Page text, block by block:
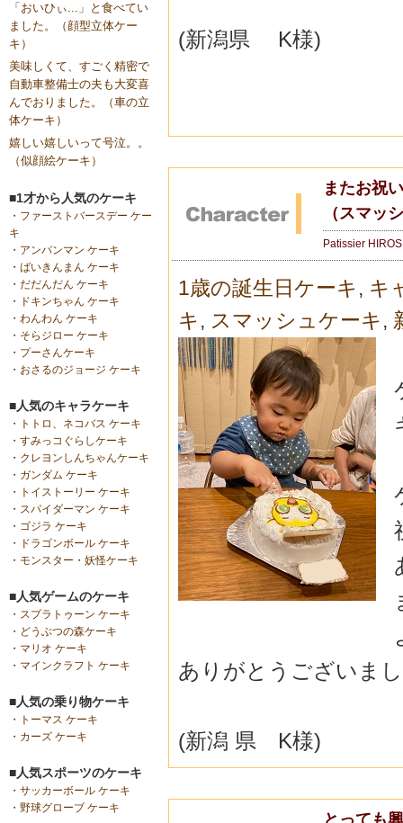
「おいひぃ...」と食べてい
ました。（顔型立体ケー
キ）
美味しくて、すごく精密で
自動車整備士の夫も大変喜
んでおりました。（車の立
体ケーキ）
嬉しい嬉しいって号泣。。
（似顔絵ケーキ）
■1才から人気のケーキ
・ ファーストバースデー ケー
キ
・ アンパンマン ケーキ
・ ばいきんまん ケーキ
・ だだんだん ケーキ
・
ドキンちゃん ケーキ
・ わんわん ケーキ
・ そらジロー ケーキ
・ プーさんケーキ
・ おさるのジョージ ケーキ
■人気のキャラケーキ
・
トトロ、ネコバス ケーキ
・ すみっコぐらしケーキ
・ クレヨンしんちゃんケーキ
・ ガンダム ケーキ
・
トイストーリー ケーキ
・ スパイダーマン ケーキ
・ ゴジラ ケーキ
・
ドラゴンボール ケーキ
・ モンスター・妖怪ケーキ
■人気ゲームのケーキ
・ スプラトゥーン ケーキ
・ どうぶつの森ケーキ
・ マリオ ケーキ
・ マインクラフト ケーキ
■人気の乗り物ケーキ
・
トーマス ケーキ
・ カーズ ケーキ
■人気スポーツのケーキ
・ サッカーボール ケーキ
・ 野球グローブ ケーキ
(新潟県 K様)
またお祝
（スマッ
Patissier
1歳の誕生日ケーキ , キ
キ , スマッシュケーキ ,
ありがとうございま
(新潟 県 K様)
とっても